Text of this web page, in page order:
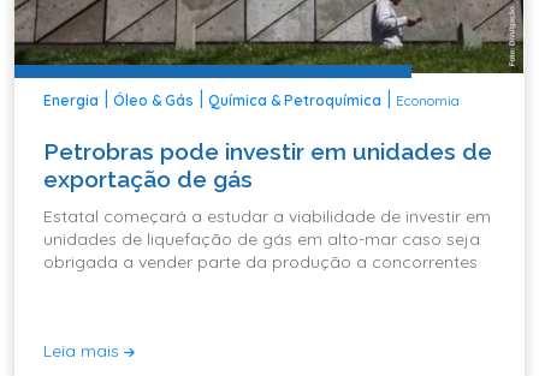
Energia Óleo & Gás Química & Petroquímica Economia
Petrobras pode investir em unidades de
exportação de gás
Estatal começará a estudar a viabilidade de investir em
unidades de liquefação de gás em alto-mar caso seja
obrigada a vender parte da produção a concorrentes
Leia mais